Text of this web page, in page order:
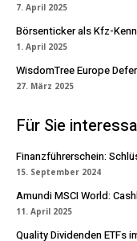
7. April 2025
Börsenticker als Kfz-
1. April 2025
WisdomTree Europe
27. März 2025
Für Sie
Finanzführerschein:
15. September 2024
Amundi MSCI World:
11. April 2025
Quality Dividenden ETFs